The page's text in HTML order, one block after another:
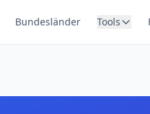
Bundesländer Tools